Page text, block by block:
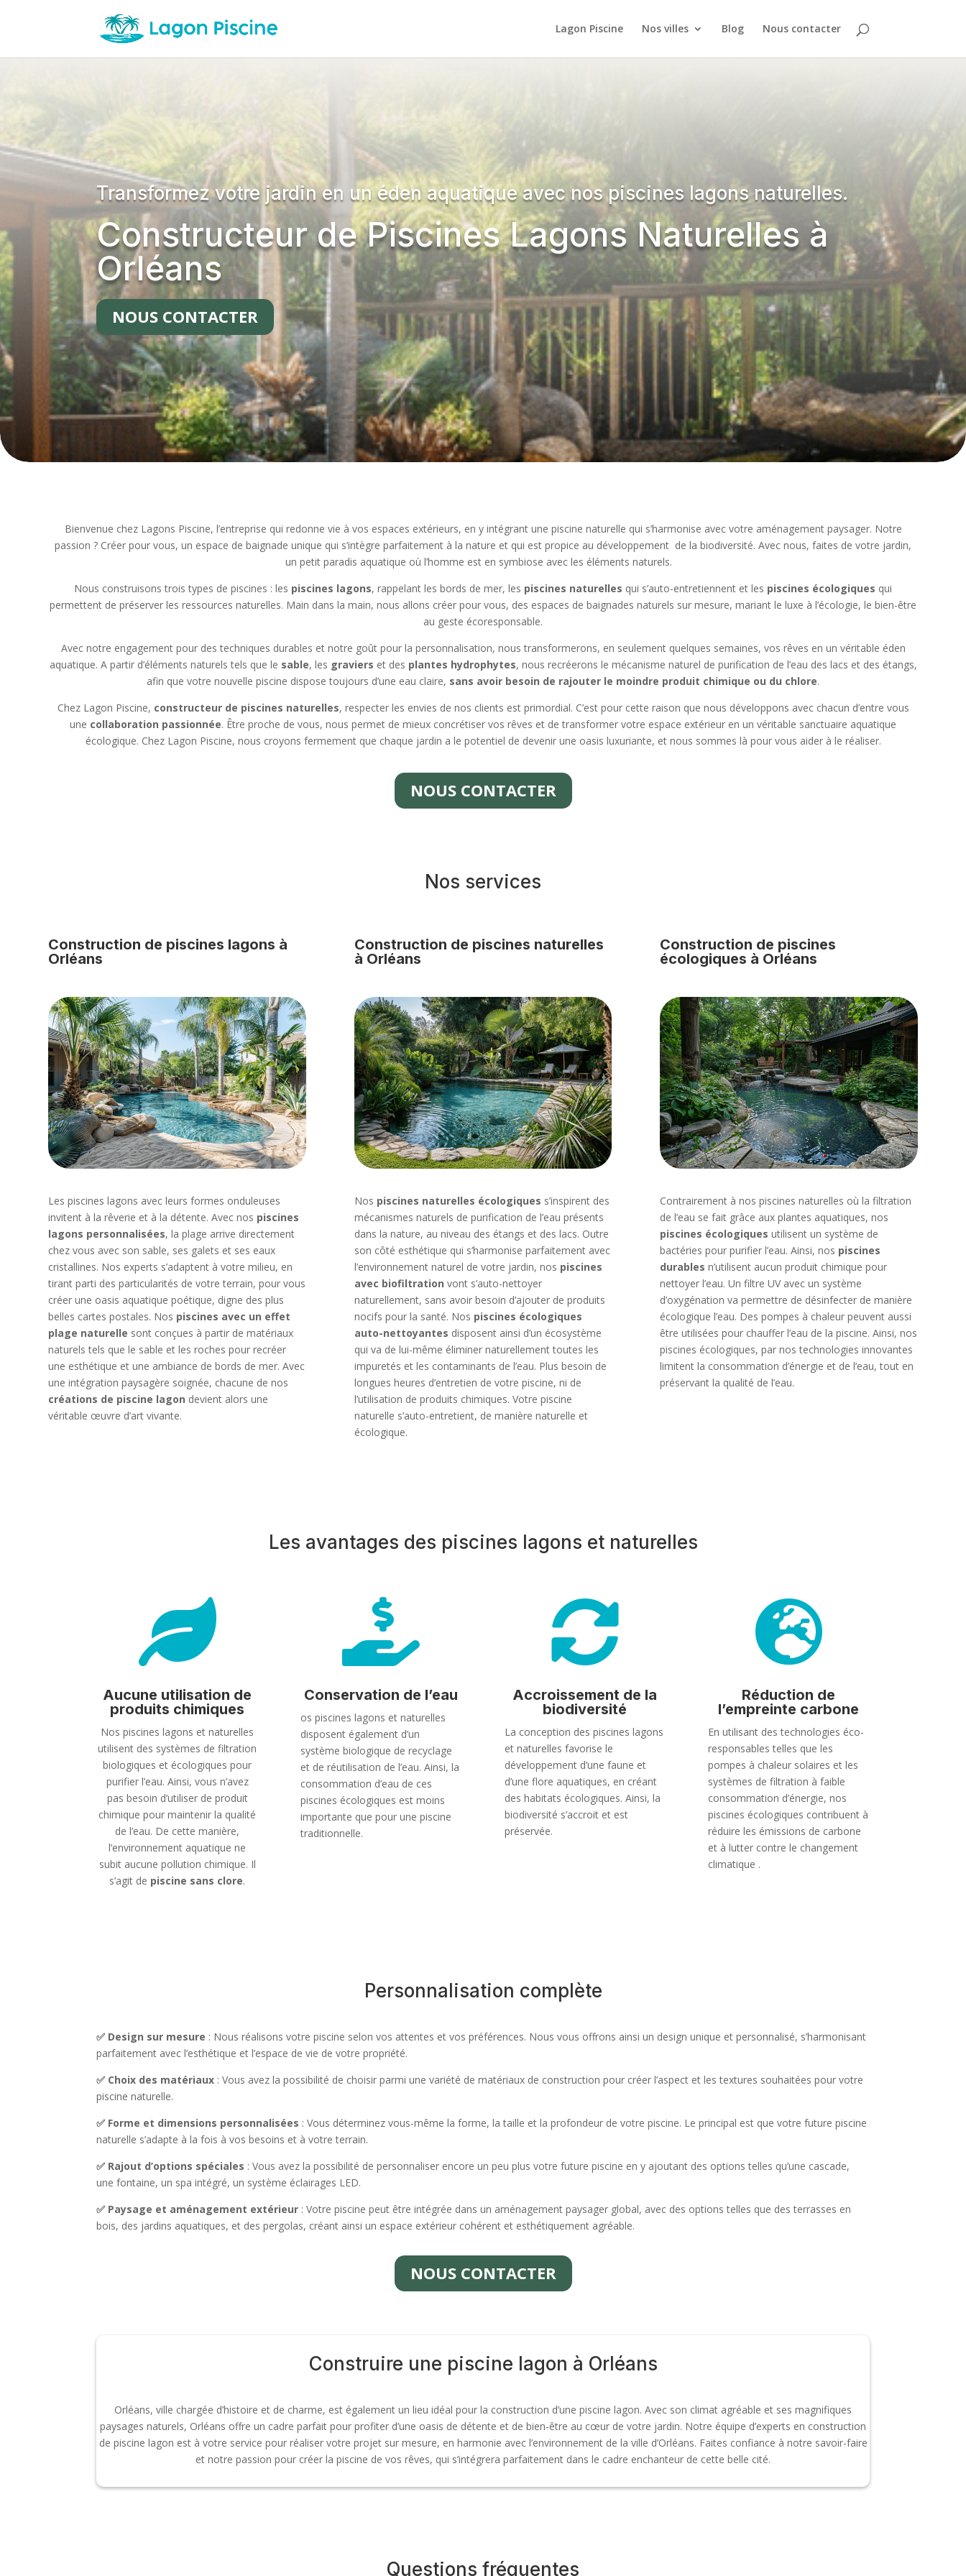
Lagon Piscine Nos villes Blog Nous contacter
Transformez votre jardin en un éden aquatique avec nos piscines lagons naturelles.
Constructeur de Piscines Lagons Naturelles à
Orléans
NOUS CONTACTER
Bienvenue chez Lagons Piscine, l’entreprise qui redonne vie à vos espaces extérieurs, en y intégrant une piscine naturelle qui s’harmonise avec votre aménagement paysager. Notre
passion ? Créer pour vous, un espace de baignade unique qui s’intègre parfaitement à la nature et qui est propice au développement de la biodiversité. Avec nous, faites de votre jardin,
un petit paradis aquatique où l’homme est en symbiose avec les éléments naturels.
Nous construisons trois types de piscines : les piscines lagons, rappelant les bords de mer, les piscines naturelles qui s’auto-entretiennent et les piscines écologiques qui
permettent de préserver les ressources naturelles. Main dans la main, nous allons créer pour vous, des espaces de baignades naturels sur mesure, mariant le luxe à l’écologie, le bien-être
au geste écoresponsable.
Avec notre engagement pour des techniques durables et notre goût pour la personnalisation, nous transformerons, en seulement quelques semaines, vos rêves en un véritable éden
aquatique. A partir d’éléments naturels tels que le sable, les graviers et des plantes hydrophytes, nous recréerons le mécanisme naturel de purification de l’eau des lacs et des étangs,
afin que votre nouvelle piscine dispose toujours d’une eau claire, sans avoir besoin de rajouter le moindre produit chimique ou du chlore.
Chez Lagon Piscine, constructeur de piscines naturelles, respecter les envies de nos clients est primordial. C’est pour cette raison que nous développons avec chacun d’entre vous
une collaboration passionnée. Être proche de vous, nous permet de mieux concrétiser vos rêves et de transformer votre espace extérieur en un véritable sanctuaire aquatique
écologique. Chez Lagon Piscine, nous croyons fermement que chaque jardin a le potentiel de devenir une oasis luxuriante, et nous sommes là pour vous aider à le réaliser.
NOUS CONTACTER
Nos services
Construction de piscines lagons à
Orléans
Les piscines lagons avec leurs formes onduleuses
invitent à la rêverie et à la détente. Avec nos piscines
lagons personnalisées, la plage arrive directement
chez vous avec son sable, ses galets et ses eaux
cristallines. Nos experts s’adaptent à votre milieu, en
tirant parti des particularités de votre terrain, pour vous
créer une oasis aquatique poétique, digne des plus
belles cartes postales. Nos piscines avec un effet
plage naturelle sont conçues à partir de matériaux
naturels tels que le sable et les roches pour recréer
une esthétique et une ambiance de bords de mer. Avec
une intégration paysagère soignée, chacune de nos
créations de piscine lagon devient alors une
véritable œuvre d’art vivante.
Construction de piscines naturelles
à Orléans
Nos piscines naturelles écologiques s’inspirent des
mécanismes naturels de purification de l’eau présents
dans la nature, au niveau des étangs et des lacs. Outre
son côté esthétique qui s’harmonise parfaitement avec
l’environnement naturel de votre jardin, nos piscines
avec biofiltration vont s’auto-nettoyer
naturellement, sans avoir besoin d’ajouter de produits
nocifs pour la santé. Nos piscines écologiques
auto-nettoyantes disposent ainsi d’un écosystème
qui va de lui-même éliminer naturellement toutes les
impuretés et les contaminants de l’eau. Plus besoin de
longues heures d’entretien de votre piscine, ni de
l’utilisation de produits chimiques. Votre piscine
naturelle s’auto-entretient, de manière naturelle et
écologique.
Construction de piscines
écologiques à Orléans
Contrairement à nos piscines naturelles où la filtration
de l’eau se fait grâce aux plantes aquatiques, nos
piscines écologiques utilisent un système de
bactéries pour purifier l’eau. Ainsi, nos piscines
durables n’utilisent aucun produit chimique pour
nettoyer l’eau. Un filtre UV avec un système
d’oxygénation va permettre de désinfecter de manière
écologique l’eau. Des pompes à chaleur peuvent aussi
être utilisées pour chauffer l’eau de la piscine. Ainsi, nos
piscines écologiques, par nos technologies innovantes
limitent la consommation d’énergie et de l’eau, tout en
préservant la qualité de l’eau.
Les avantages des piscines lagons et naturelles

Aucune utilisation de
produits chimiques
Nos piscines lagons et naturelles
utilisent des systèmes de filtration
biologiques et écologiques pour
purifier l’eau. Ainsi, vous n’avez
pas besoin d’utiliser de produit
chimique pour maintenir la qualité
de l’eau. De cette manière,
l’environnement aquatique ne
subit aucune pollution chimique. Il
s’agit de piscine sans clore.

Conservation de l’eau
os piscines lagons et naturelles
disposent également d’un
système biologique de recyclage
et de réutilisation de l’eau. Ainsi, la
consommation d’eau de ces
piscines écologiques est moins
importante que pour une piscine
traditionnelle.

Accroissement de la
biodiversité
La conception des piscines lagons
et naturelles favorise le
développement d’une faune et
d’une flore aquatiques, en créant
des habitats écologiques. Ainsi, la
biodiversité s’accroit et est
préservée.

Réduction de
l’empreinte carbone
En utilisant des technologies éco-
responsables telles que les
pompes à chaleur solaires et les
systèmes de filtration à faible
consommation d’énergie, nos
piscines écologiques contribuent à
réduire les émissions de carbone
et à lutter contre le changement
climatique .
Personnalisation complète
✅ Design sur mesure : Nous réalisons votre piscine selon vos attentes et vos préférences. Nous vous offrons ainsi un design unique et personnalisé, s’harmonisant
parfaitement avec l’esthétique et l’espace de vie de votre propriété.
✅ Choix des matériaux : Vous avez la possibilité de choisir parmi une variété de matériaux de construction pour créer l’aspect et les textures souhaitées pour votre
piscine naturelle.
✅ Forme et dimensions personnalisées : Vous déterminez vous-même la forme, la taille et la profondeur de votre piscine. Le principal est que votre future piscine
naturelle s’adapte à la fois à vos besoins et à votre terrain.
✅ Rajout d’options spéciales : Vous avez la possibilité de personnaliser encore un peu plus votre future piscine en y ajoutant des options telles qu’une cascade,
une fontaine, un spa intégré, un système éclairages LED.
✅ Paysage et aménagement extérieur : Votre piscine peut être intégrée dans un aménagement paysager global, avec des options telles que des terrasses en
bois, des jardins aquatiques, et des pergolas, créant ainsi un espace extérieur cohérent et esthétiquement agréable.
NOUS CONTACTER
Construire une piscine lagon à Orléans
Orléans, ville chargée d’histoire et de charme, est également un lieu idéal pour la construction d’une piscine lagon. Avec son climat agréable et ses magnifiques
paysages naturels, Orléans offre un cadre parfait pour profiter d’une oasis de détente et de bien-être au cœur de votre jardin. Notre équipe d’experts en construction
de piscine lagon est à votre service pour réaliser votre projet sur mesure, en harmonie avec l’environnement de la ville d’Orléans. Faites confiance à notre savoir-faire
et notre passion pour créer la piscine de vos rêves, qui s’intégrera parfaitement dans le cadre enchanteur de cette belle cité.
Questions fréquentes